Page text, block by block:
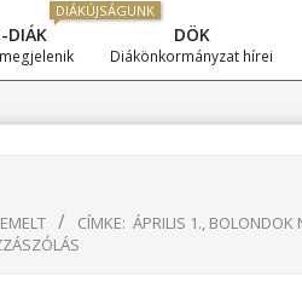
Primary
Navigation
DIÁK
DIÁKÚJSÁGUNK
DÖK
Diákönkormányzat hírei
CÍMKE: ÁPRILIS 1., BOLONDOK